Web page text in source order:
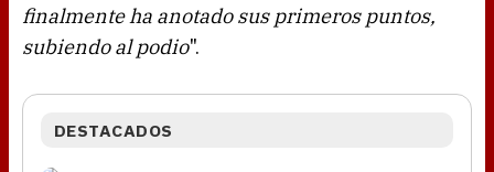
finalmente ha anotado sus primeros puntos,
subiendo al podio".
DESTACADOS